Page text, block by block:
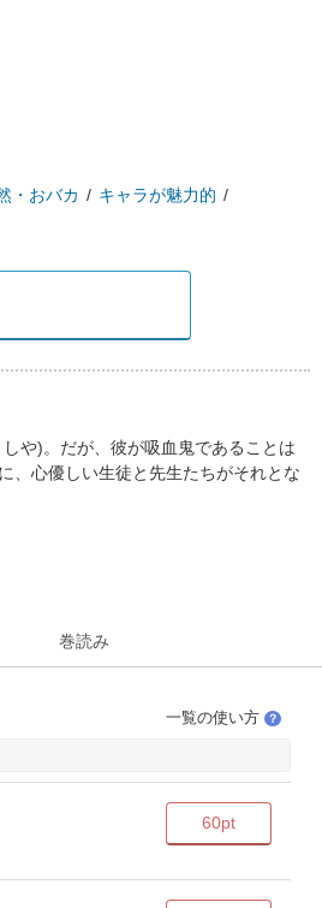
・おバカ
キャラが魅力的
や)。だが、彼が吸血鬼であることは
、心優しい生徒と先生たちがそれとな
巻読み
一覧の使い方 ？
60pt